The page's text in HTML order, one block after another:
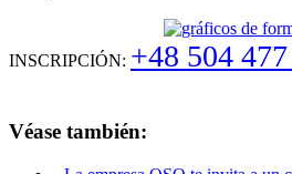
INSCRIPCIÓN: +48 504
Véase también: